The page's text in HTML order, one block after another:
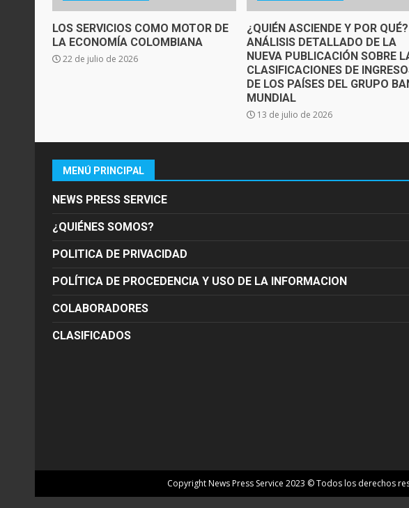
LOS SERVICIOS COMO MOTOR DE
LA ECONOMÍA COLOMBIANA
22 de julio de 2026
¿QUIÉN ASCIENDE Y POR
ANÁLISIS DETALLADO DE LA
NUEVA PUBLICACIÓN SOBRE
CLASIFICACIONES DE
DE LOS PAÍSES DEL GRUPO
MUNDIAL
13 de julio de 2026
MENÚ PRINCIPAL
NEWS PRESS SERVICE
¿QUIÉNES SOMOS?
POLITICA DE PRIVACIDAD
POLÍTICA DE PROCEDENCIA Y USO DE LA INFORMACION
COLABORADORES
CLASIFICADOS
Copyright News Press Service 2023 © Todos los derechos